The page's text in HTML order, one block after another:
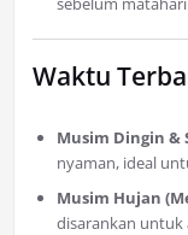
Waktu
Musim Dingin &
nyaman, ideal
Musim Hujan
disarankan